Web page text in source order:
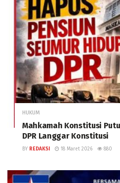
HUKUM
Mahkamah Konstitusi
DPR Langgar Konstitusi
BY REDAKSI 18 Maret 2026 880